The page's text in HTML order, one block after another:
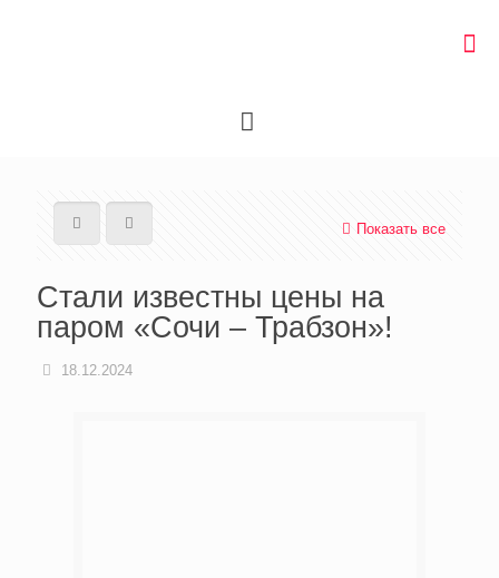
Показать все
Стали известны цены на
паром «Сочи – Трабзон»!
18.12.2024